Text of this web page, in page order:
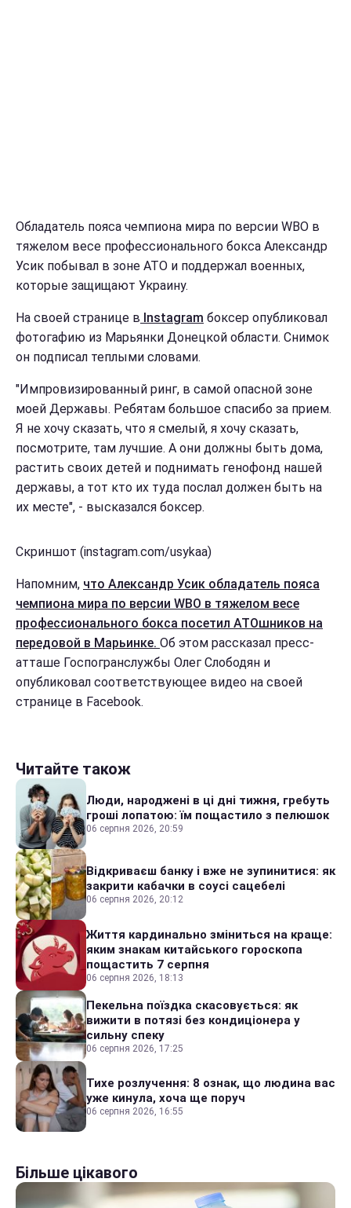
Обладатель пояса чемпиона мира по версии WBO в
тяжелом весе профессионального бокса Александр
Усик побывал в зоне АТО и поддержал военных,
которые защищают Украину.
На своей странице в Instagram боксер опубликовал
фотогафию из Марьянки Донецкой области. Снимок
он подписал теплыми словами.
"Импровизированный ринг, в самой опасной зоне
моей Державы. Ребятам большое спасибо за прием.
Я не хочу сказать, что я смелый, я хочу сказать,
посмотрите, там лучшие. А они должны быть дома,
растить своих детей и поднимать генофонд нашей
державы, а тот кто их туда послал должен быть на
их месте", - высказался боксер.
Скриншот (instagram.com/usykaa)
Напомним, что Александр Усик обладатель пояса
чемпиона мира по версии WBO в тяжелом весе
профессионального бокса посетил АТОшников на
передовой в Марьинке. Об этом рассказал пресс-
атташе Госпогранслужбы Олег Слободян и
опубликовал соответствующее видео на своей
странице в Facebook.
Читайте також
Люди, народжені в ці дні тижня, гребуть
гроші лопатою: їм пощастило з пелюшок
06 серпня 2026, 20:59
Відкриваєш банку і вже не зупинитися: як
закрити кабачки в соусі сацебелі
06 серпня 2026, 20:12
Життя кардинально зміниться на краще:
яким знакам китайського гороскопа
пощастить 7 серпня
06 серпня 2026, 18:13
Пекельна поїздка скасовується: як
вижити в потязі без кондиціонера у
сильну спеку
06 серпня 2026, 17:25
Тихе розлучення: 8 ознак, що людина вас
уже кинула, хоча ще поруч
06 серпня 2026, 16:55
Більше цікавого